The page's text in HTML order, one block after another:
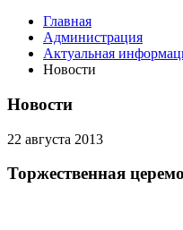
Главная
Администрация
Актуальная
Новости
Новости
22 августа 2013
Торжественная